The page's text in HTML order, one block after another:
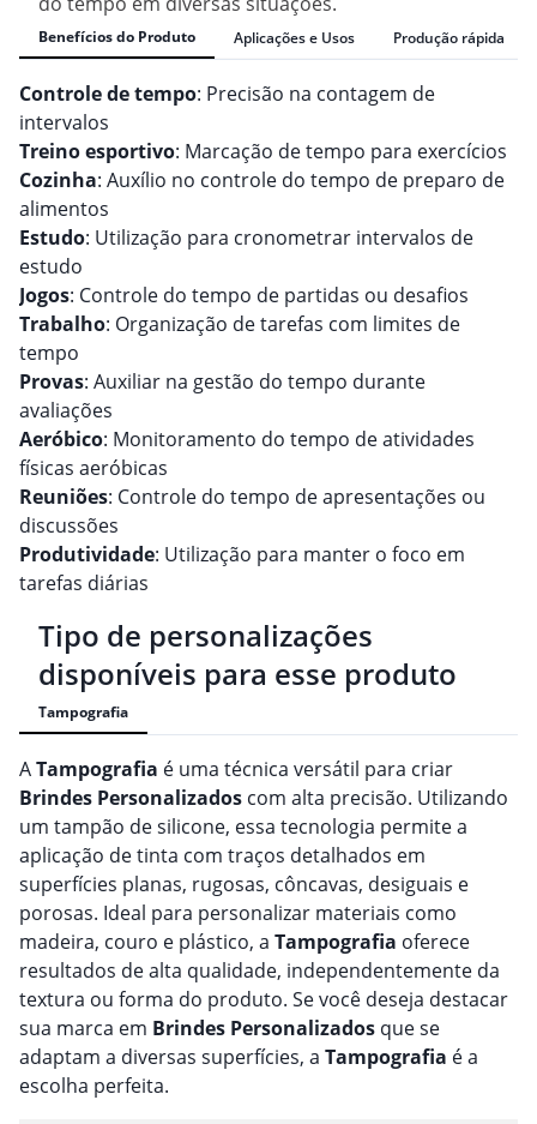
Benefícios do Produto Aplicações e Usos Produção rápida
Controle de tempo: Precisão na contagem de
intervalos
Treino esportivo: Marcação de tempo para exercícios
Cozinha: Auxílio no controle do tempo de preparo de
alimentos
Estudo: Utilização para cronometrar intervalos de
estudo
Jogos: Controle do tempo de partidas ou desafios
Trabalho: Organização de tarefas com limites de
tempo
Provas: Auxiliar na gestão do tempo durante
avaliações
Aeróbico: Monitoramento do tempo de atividades
físicas aeróbicas
Reuniões: Controle do tempo de apresentações ou
discussões
Produtividade: Utilização para manter o foco em
tarefas diárias
Tipo de personalizações
disponíveis para esse produto
Tampografia
ATampografia é uma técnica versátil para criar
Brindes Personalizados com alta precisão. Utilizando
um tampão de silicone, essa tecnologia permite a
aplicação de tinta com traços detalhados em
superfícies planas, rugosas, côncavas, desiguais e
porosas. Ideal para personalizar materiais como
madeira, couro e plástico, a Tampografia oferece
resultados de alta qualidade, independentemente da
textura ou forma do produto. Se você deseja destacar
sua marca em Brindes Personalizados que se
adaptam a diversas superfícies, a Tampografia é a
escolha perfeita.